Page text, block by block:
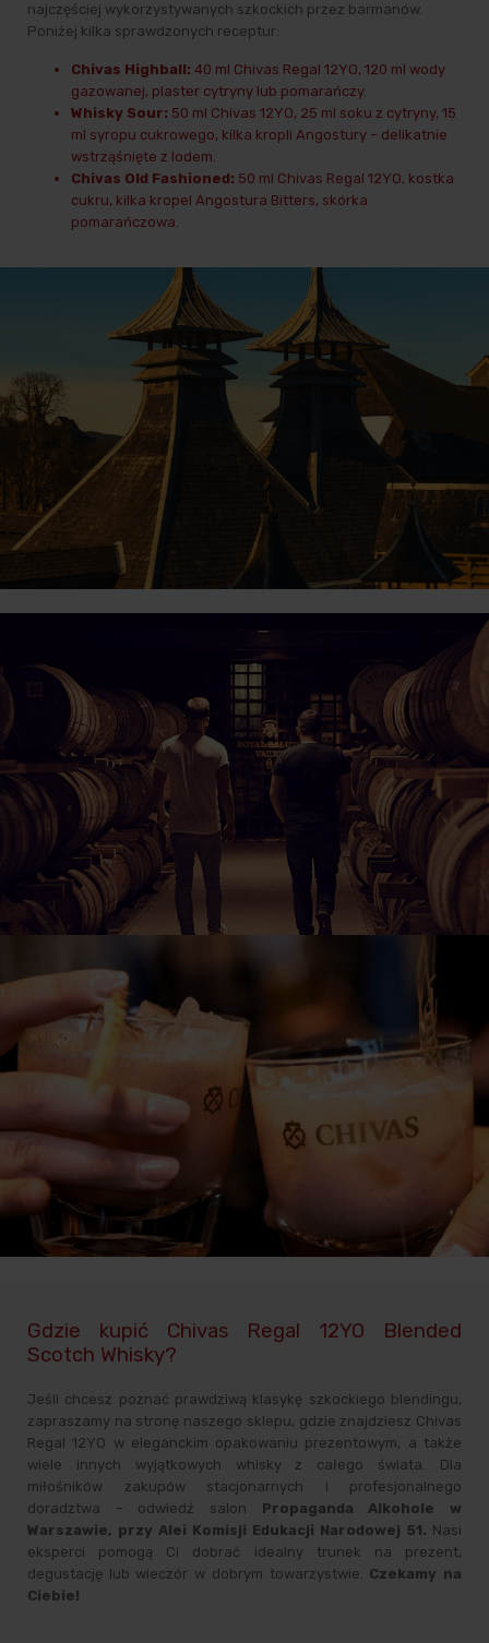
najczęściej wykorzystywanych szkockich przez barmanów.
Poniżej kilka sprawdzonych receptur:
Chivas Highball: 40 ml Chivas Regal 12YO, 120 ml wody
gazowanej, plaster cytryny lub pomarańczy.
Whisky Sour: 50 ml Chivas 12YO, 25 ml soku z cytryny, 15
ml syropu cukrowego, kilka kropli Angostury – delikatnie
wstrząśnięte z lodem.
Chivas Old Fashioned: 50 ml Chivas Regal 12YO, kostka
cukru, kilka kropel Angostura Bitters, skórka
pomarańczowa.
Gdzie kupić Chivas Regal 12YO Blended
Scotch Whisky?
Jeśli chcesz poznać prawdziwą klasykę szkockiego blendingu,
zapraszamy na stronę naszego sklepu, gdzie znajdziesz Chivas
Regal 12YO w eleganckim opakowaniu prezentowym, a także
wiele innych wyjątkowych whisky z całego świata. Dla
miłośników zakupów stacjonarnych i profesjonalnego
doradztwa – odwiedź salon Propaganda Alkohole w
Warszawie, przy Alei Komisji Edukacji Narodowej 51. Nasi
eksperci pomogą Ci dobrać idealny trunek na prezent,
degustację lub wieczór w dobrym towarzystwie. Czekamy na
Ciebie!